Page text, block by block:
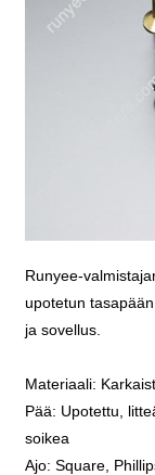
Runyee-
upotetun
ja sovellus.
Materiaali:
Pää: Upotettu,
soikea
Ajo: Square,